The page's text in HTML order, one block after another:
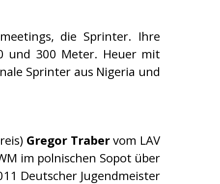
die Sprinter. Ihre
und 300 Meter. Heuer mit
Sprinter aus Nigeria und
Gregor Trabervom LAV
im polnischen Sopot über
Deutscher Jugendmeister